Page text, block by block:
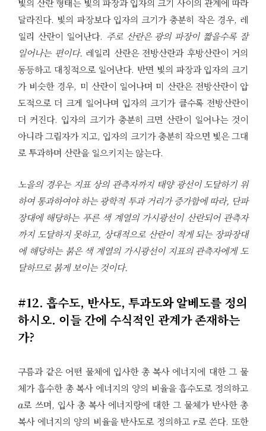
빛의 산란 형태는 빛의 파장과 입자의 크기 사이의 관계에 따라
달라진다. 빛의 파장보다 입자의 크기가 충분히 작은 경우, 레
일리 산란이 일어난다. 주로 산란은 광의 파장이 짧을수록 잘
일어나는 편이다. 레일리 산란은 전방산란과 후방산란이 거의
동등하고 대칭적으로 일어난다. 반면 빛의 파장과 입자의 크기
가 비슷한 경우, 미 산란이 일어나며 미 산란은 전방산란이 압
도적으로 더 크게 일어나며 입자의 크기가 클수록 전방산란이
더 커진다. 입자의 크기가 충분히 크면 산란이 일어나는 것이
아니라 그림자가 지고, 입자의 크기가 충분히 작으면 빛은 그대
로 투과하며 산란을 일으키지는 않는다.
노을의 경우는 지표 상의 관측자까지 태양 광선이 도달하기 위
하여 통과하여야 하는 광학적 투과 거리가 증가함에 따라, 단파
장대에 해당하는 푸른 색 계열의 가시광선이 산란되어 관측자
까지 도달하지 못하고, 상대적으로 산란이 적게 되는 장파장대
에 해당하는 붉은 색 계열의 가시광선이 지표의 관측자에게 도
달하므로 붉게 보이는 것이다.
#12. 흡수도, 반사도, 투과도와 알베도를 정의
하시오. 이들 간에 수식적인 관계가 존재하는
가?
구름과 같은 어떤 물체에 입사한 총 복사 에너지에 대한 그 물
체가 흡수한 총 복사 에너지의 양의 비율을 흡수도로 정의하고
a
로 쓰며, 입사 총 복사 에너지량에 대한 그 물체가 반사한 총
복사 에너지의 양의 비율을 반사도로 정의하고
r
로 쓴다. 또한